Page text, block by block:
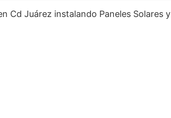
Cd Juárez instalando Paneles Solares y